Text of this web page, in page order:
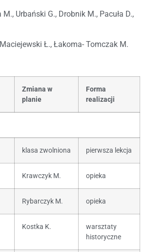
Urbański G., Drobnik M., Pacuła D.,
Ł., Łakoma- Tomczak M.
Zmiana w
planie
Forma
realizacji
klasa zwolniona pierwsza lekcja
Krawczyk M. opieka
Rybarczyk M. opieka
Kostka K.
warsztaty
historyczne